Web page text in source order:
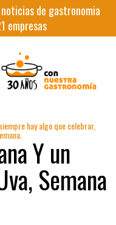
noticias de gastronomia
empresas
hay algo que celebrar,
Y un
Semana